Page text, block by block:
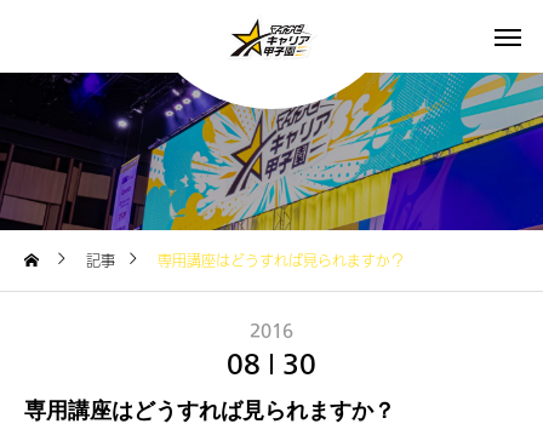
記事 専用講座はどうすれば見られますか？
2016
08 30
専用講座はどうすれば見られますか？